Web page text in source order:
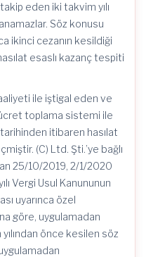
eden iki takvim yılı
Söz konusu
ikinci cezanın kesildiği
esaslı kazanç tespiti
ile iştigal eden ve
ücret toplama sistemi ile
itibaren hasılat
(C) Ltd. Şti.’ye bağlı
25/10/2019, 2/1/2020
Vergi Usul Kanununun
uyarınca özel
göre, uygulamadan
önce kesilen söz